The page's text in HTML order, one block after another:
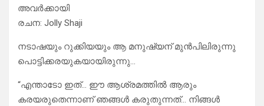
അവർക്കായി
രചന: Jolly Shaji
നടാഷയും റുക്കിയയും ആ മനുഷ്യന് മുൻപിലിരുന്നു
പൊട്ടിക്കരയുകയായിരുന്നു…
“എന്താടോ ഇത്… ഈ ആശ്രമത്തിൽ ആരും
കരയരുതെന്നാണ് ഞങ്ങൾ കരുതുന്നത്… നിങ്ങൾ